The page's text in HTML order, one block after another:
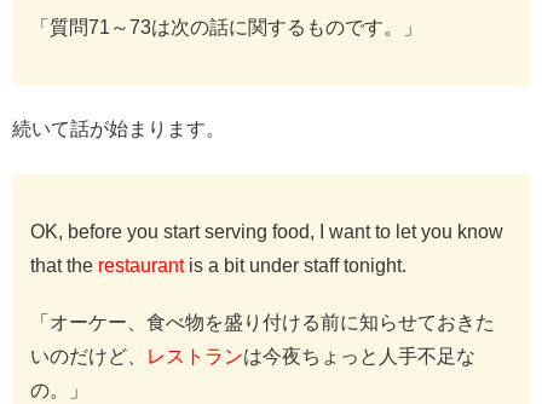
「質問71～73は次の話に関するものです。」
続いて話が始まります。
OK, before you start serving food, I want to let you know
that the restaurantis a bit under staff tonight.
「オーケー、食べ物を盛り付ける前に知らせておきた
いのだけど、
レストランは今夜ちょっと人手不足な
の。」